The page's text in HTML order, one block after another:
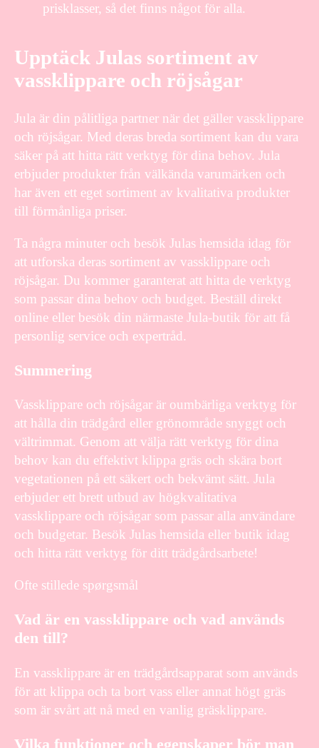
prisklasser, så det finns något för alla.
Upptäck Julas sortiment av
vassklippare och röjsågar
Jula är din pålitliga partner när det gäller vassklippare
och röjsågar. Med deras breda sortiment kan du vara
säker på att hitta rätt verktyg för dina behov. Jula
erbjuder produkter från välkända varumärken och
har även ett eget sortiment av kvalitativa produkter
till förmånliga priser.
Ta några minuter och besök Julas hemsida idag för
att utforska deras sortiment av vassklippare och
röjsågar. Du kommer garanterat att hitta de verktyg
som passar dina behov och budget. Beställ direkt
online eller besök din närmaste Jula-butik för att få
personlig service och expertråd.
Summering
Vassklippare och röjsågar är oumbärliga verktyg för
att hålla din trädgård eller grönområde snyggt och
vältrimmat. Genom att välja rätt verktyg för dina
behov kan du effektivt klippa gräs och skära bort
vegetationen på ett säkert och bekvämt sätt. Jula
erbjuder ett brett utbud av högkvalitativa
vassklippare och röjsågar som passar alla användare
och budgetar. Besök Julas hemsida eller butik idag
och hitta rätt verktyg för ditt trädgårdsarbete!
Ofte stillede spørgsmål
Vad är en vassklippare och vad används
den till?
En vassklippare är en trädgårdsapparat som används
för att klippa och ta bort vass eller annat högt gräs
som är svårt att nå med en vanlig gräsklippare.
Vilka funktioner och egenskaper bör man